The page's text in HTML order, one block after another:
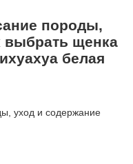
породы,
выбрать щенка
белая